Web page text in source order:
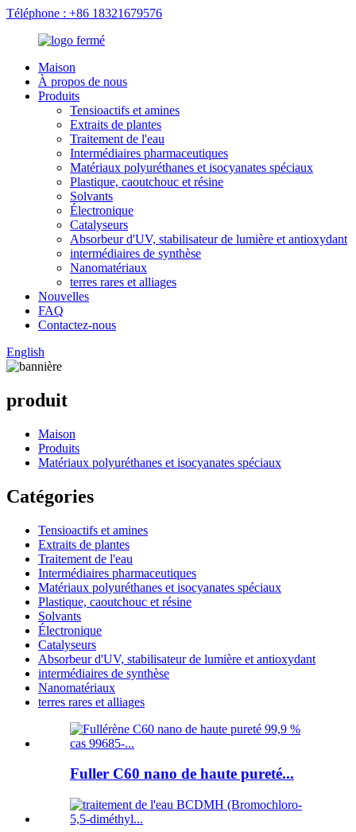
Téléphone : +86 18321679576
Maison
À propos de nous
Produits
Tensioactifs et amines
Extraits de plantes
Traitement de l'eau
Intermédiaires pharmaceutiques
Matériaux polyuréthanes et isocyanates spéciaux
Plastique, caoutchouc et résine
Solvants
Électronique
Catalyseurs
Absorbeur d'UV, stabilisateur de lumière et antioxydant
intermédiaires de synthèse
Nanomatériaux
terres rares et alliages
Nouvelles
FAQ
Contactez-nous
English
produit
Maison
Produits
Matériaux polyuréthanes et isocyanates spéciaux
Catégories
Tensioactifs et amines
Extraits de plantes
Traitement de l'eau
Intermédiaires pharmaceutiques
Matériaux polyuréthanes et isocyanates spéciaux
Plastique, caoutchouc et résine
Solvants
Électronique
Catalyseurs
Absorbeur d'UV, stabilisateur de lumière et antioxydant
intermédiaires de synthèse
Nanomatériaux
terres rares et alliages
Fuller C60 nano de haute pureté...